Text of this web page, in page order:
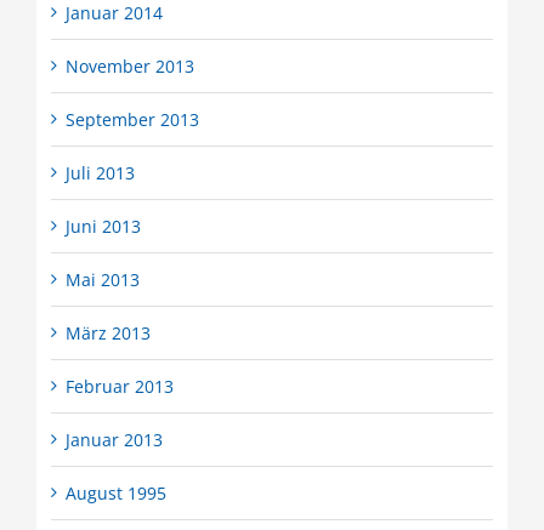
Januar 2014
November 2013
September 2013
Juli 2013
Juni 2013
Mai 2013
März 2013
Februar 2013
Januar 2013
August 1995